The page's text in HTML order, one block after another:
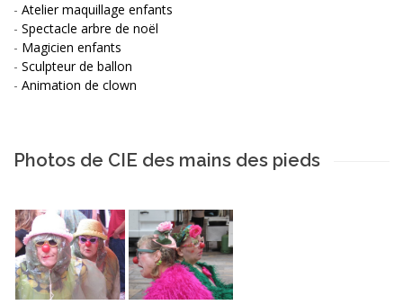
- Atelier maquillage enfants
- Spectacle arbre de noël
- Magicien enfants
- Sculpteur de ballon
- Animation de clown
Photos de CIE des mains des pieds